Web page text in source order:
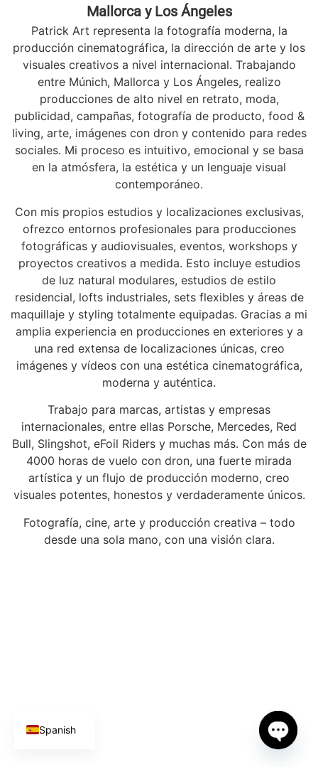
Mallorca y Los Ángeles
Patrick Art representa la fotografía moderna, la
producción cinematográfica, la dirección de arte y los
visuales creativos a nivel internacional. Trabajando
entre Múnich, Mallorca y Los Ángeles, realizo
producciones de alto nivel en retrato, moda,
publicidad, campañas, fotografía de producto, food &
living, arte, imágenes con dron y contenido para redes
sociales. Mi proceso es intuitivo, emocional y se basa
en la atmósfera, la estética y un lenguaje visual
contemporáneo.
Con mis propios estudios y localizaciones exclusivas,
ofrezco entornos profesionales para producciones
fotográficas y audiovisuales, eventos, workshops y
proyectos creativos a medida. Esto incluye estudios
de luz natural modulares, estudios de estilo
residencial, lofts industriales, sets flexibles y áreas de
maquillaje y styling totalmente equipadas. Gracias a mi
amplia experiencia en producciones en exteriores y a
una red extensa de localizaciones únicas, creo
imágenes y vídeos con una estética cinematográfica,
moderna y auténtica.
Trabajo para marcas, artistas y empresas
internacionales, entre ellas Porsche, Mercedes, Red
Bull, Slingshot, eFoil Riders y muchas más. Con más de
4000 horas de vuelo con dron, una fuerte mirada
artística y un flujo de producción moderno, creo
visuales potentes, honestos y verdaderamente únicos.
Fotografía, cine, arte y producción creativa – todo
desde una sola mano, con una visión clara.
Spanish